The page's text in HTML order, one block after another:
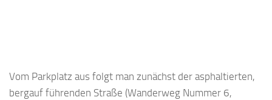
Vom Parkplatz aus folgt man zunächst der asphaltierten,
bergauf führenden Straße (Wanderweg Nummer 6,